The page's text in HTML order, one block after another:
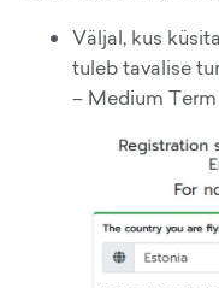
Väljal, kus
tuleb tavalise
– Medium